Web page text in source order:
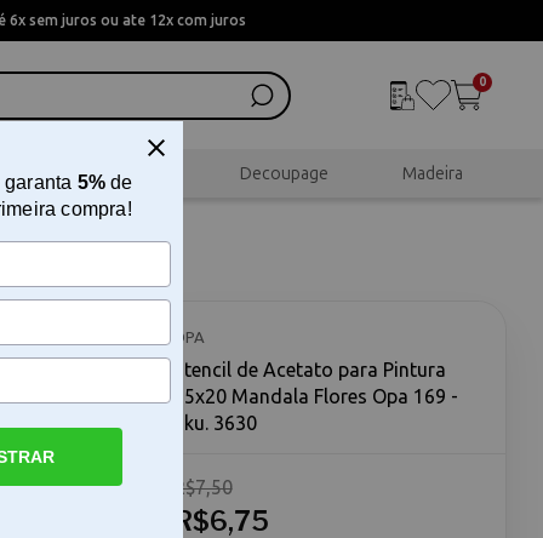
6x sem juros ou ate 12x com juros
0
Scrapbook Decoupage Madeira
Flores
OPA
Stencil de Acetato para Pintura
15x20 Mandala Flores Opa 169 -
Sku. 3630
R$6,75
R$7,50
garanta 5%de
compra!